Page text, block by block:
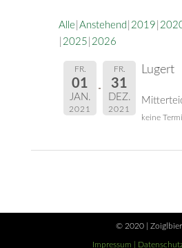
Alle Anstehend 2019
2025 2026
FR.
01
JAN.
2021
FR.
31
DEZ.
2021
Lugert
keine
© 2020 |
Impressum |